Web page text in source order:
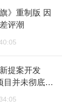
》重制版 因
评潮
提案开发
目并未彻底取